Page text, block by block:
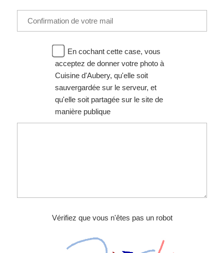
En cochant cette case, vous
acceptez de donner votre photo à
Cuisine d'Aubery, qu'elle soit
sauvergardée sur le serveur, et
qu'elle soit partagée sur le site de
manière publique
Vérifiez que vous n'êtes pas un robot